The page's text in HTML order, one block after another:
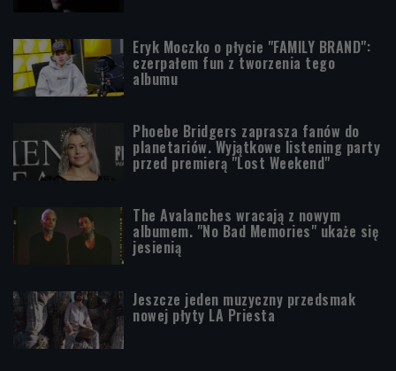
Eryk Moczko o płycie "FAMILY BRAND":
czerpałem fun z tworzenia tego
albumu
Phoebe Bridgers zaprasza fanów do
planetariów. Wyjątkowe listening party
przed premierą "Lost Weekend"
The Avalanches wracają z nowym
albumem. "No Bad Memories" ukaże się
jesienią
Jeszcze jeden muzyczny przedsmak
nowej płyty LA Priesta